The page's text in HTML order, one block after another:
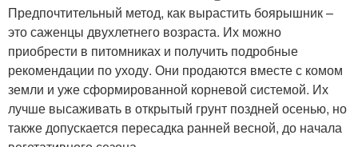
Предпочтительный метод, как вырастить боярышник –
это саженцы двухлетнего возраста. Их можно
приобрести в питомниках и получить подробные
рекомендации по уходу. Они продаются вместе с комом
земли и уже сформированной корневой системой. Их
лучше высаживать в открытый грунт поздней осенью, но
также допускается пересадка ранней весной, до начала